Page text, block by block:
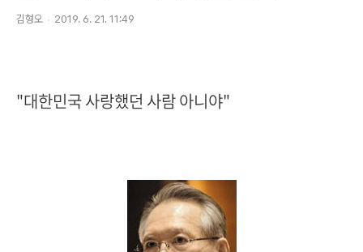
김형오 2019. 6. 21. 11:49
"대한민국 사랑했던 사람 아니야"